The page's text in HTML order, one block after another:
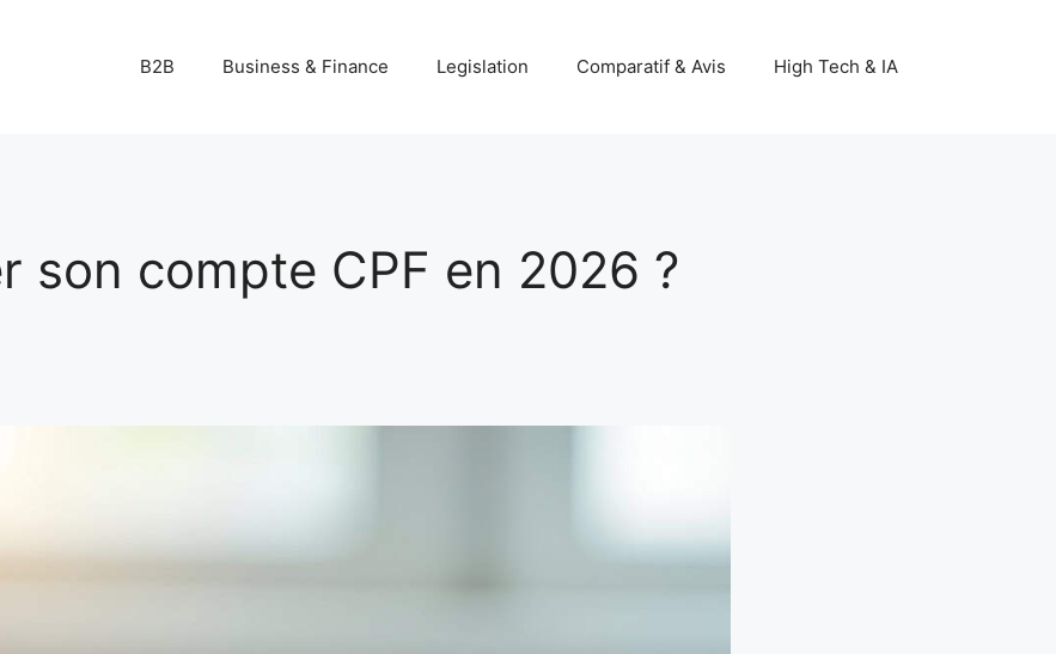
B2B Business & Finance Legislation Comparatif & Avis High Tech & IA
son compte CPF en 2026 ?